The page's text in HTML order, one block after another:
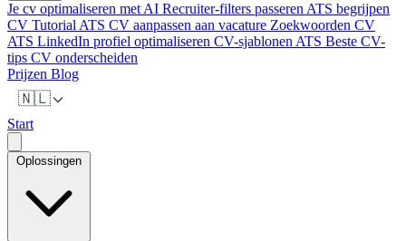
Je cv optimaliseren met AI Recruiter-filters passeren ATS begrijpen
CV Tutorial ATS CV aanpassen aan vacature Zoekwoorden CV
ATS LinkedIn profiel optimaliseren CV-sjablonen ATS Beste CV-
tips CV onderscheiden
Prijzen Blog
🇳🇱
Start